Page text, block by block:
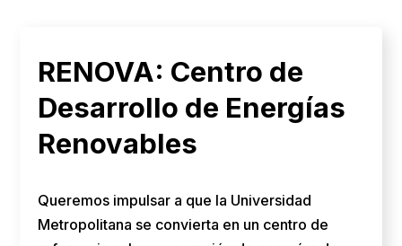
RENOVA: Centro de
Desarrollo de Energías
Renovables
Queremos impulsar a que la Universidad
Metropolitana se convierta en un centro de